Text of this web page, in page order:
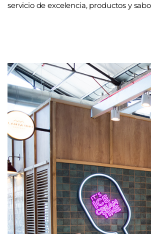
servicio de excelencia, productos y